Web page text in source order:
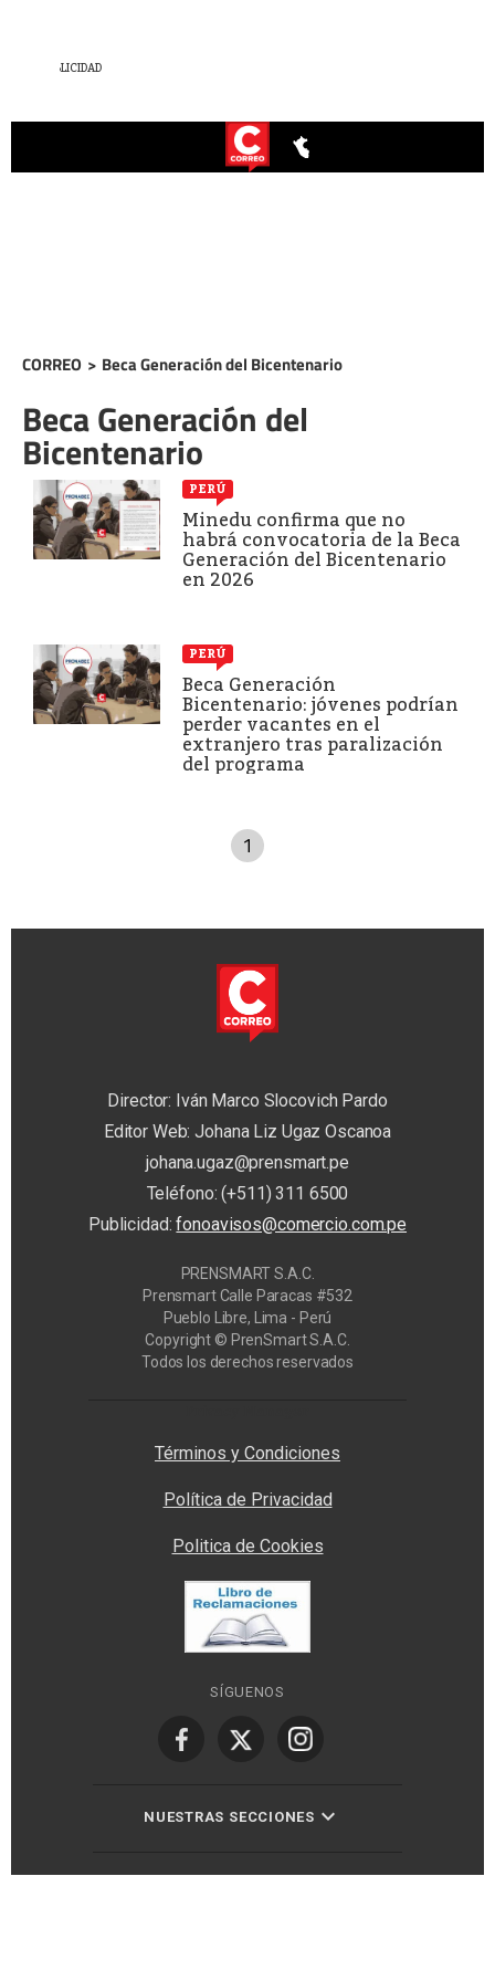
CORREO > Beca Generación del Bicentenario
Beca Generación del
Bicentenario
PERÚ
Minedu confirma que no
habrá convocatoria de la Beca
Generación del Bicentenario
en 2026
PERÚ
Beca Generación
Bicentenario: jóvenes podrían
perder vacantes en el
extranjero tras paralización
del programa
1
Director: Iván Marco Slocovich Pardo
Editor Web: Johana Liz Ugaz Oscanoa
johana.ugaz@prensmart.pe
Teléfono: (+511) 311 6500
Publicidad:fonoavisos@comercio.com.pe
PRENSMART S.A.C.
Prensmart Calle Paracas #532
Pueblo Libre, Lima - Perú
Copyright © PrenSmart S.A.C.
Todos los derechos reservados
Términos y Condiciones
Política de Privacidad
Politica de Cookies
SÍGUENOS
NUESTRAS SECCIONES